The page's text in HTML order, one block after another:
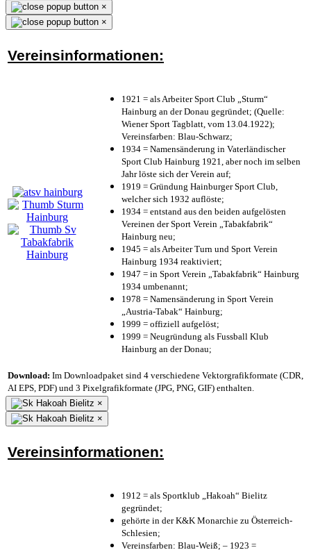
×
×
Vereinsinformationen:
1921 = als Arbeiter Sport Club „Sturm“
Hainburg an der Donau gegründet; (Quelle:
Wiener Sport Tagblatt, vom 13.04.1922);
Vereinsfarben: Blau-Schwarz;
1934 = Namensänderung in Vaterländischer
Sport Club Hainburg 1921, aber noch im selben
Jahr löste sich der Verein auf;
1919 = Gründung Hainburger Sport Club,
welcher sich 1932 auflöste;
1934 = entstand aus den beiden aufgelösten
Vereinen der Sport Verein „Tabakfabrik“
Hainburg neu;
1945 = als Arbeiter Turn und Sport Verein
Hainburg 1934 reaktiviert;
1947 = in Sport Verein „Tabakfabrik“ Hainburg
1934 umbenannt;
1978 = Namensänderung in Sport Verein
„Austria-Tabak“ Hainburg;
1999 = offiziell aufgelöst;
1999 = Neugründung als Fussball Klub
Hainburg an der Donau;
Download: Im Downloadpaket sind 4 verschiedene Vektorgrafikformate (CDR,
AI EPS, PDF) und 3 Pixelgrafikformate (JPG, PNG, GIF) enthalten.
×
×
Vereinsinformationen:
1912 = als Sportklub „Hakoah“ Bielitz
gegründet;
gehörte in der K&K Monarchie zu Österreich-
Schlesien;
Vereinsfarben: Blau-Weiß; – 1923 =